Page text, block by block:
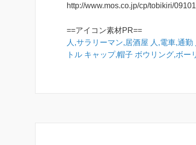
http://www.mos.co.jp/cp/tobikiri/
==アイコン素材PR==
人,サラリーマン,居酒屋 人,電車,通勤
トル キャップ,帽子 ボウリング,ボー